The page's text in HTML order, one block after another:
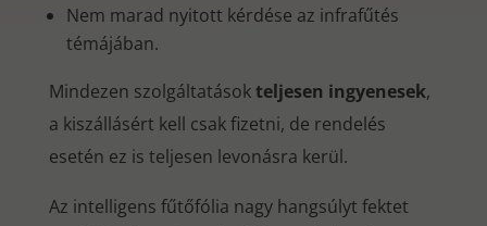
Nem marad nyitott kérdése az infrafűtés
témájában.
Mindezen szolgáltatásokteljesen ingyenesek,
a kiszállásért kell csak fizetni, de rendelés
esetén ez is teljesen levonásra kerül.
Az intelligens fűtőfólia nagy hangsúlyt fektet